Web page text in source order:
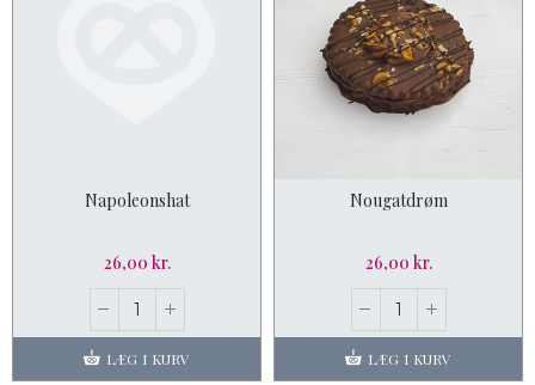
Napoleonshat
26,00 kr.
LÆG I KURV
Nougatdrøm
26,00 kr.
LÆG I KURV